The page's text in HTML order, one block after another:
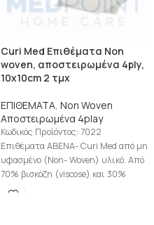
Curi Med Επιθέματα Non
woven, αποστειρωμένα 4ply,
10x10cm 2 τμχ
ΕΠΙΘΕΜΑΤΑ, Non Woven
Αποστειρωμένα 4play
Κωδικός Προϊόντος: 7022
Επιθέματα ΑΒΕΝΑ- Curi Med από μη
υφασμένο (Non- Woven) υλικό. Από
70% βισκόζη (viscose) και 30%
πολυεστέρα (Polyester)